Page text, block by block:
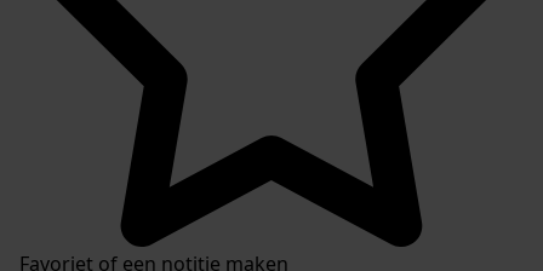
Favoriet of een notitie maken